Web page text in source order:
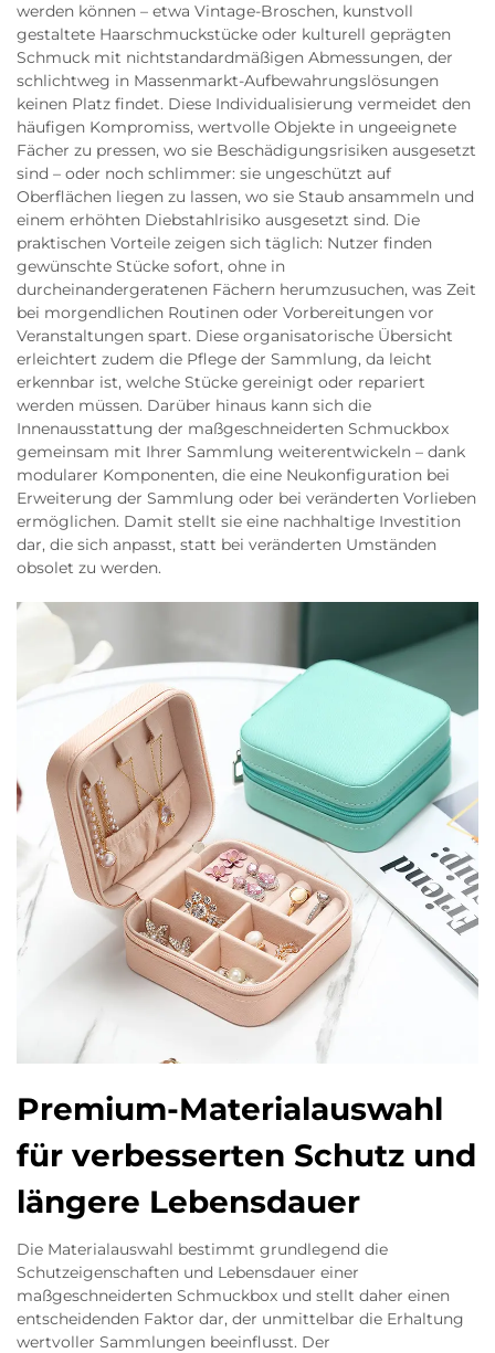
werden können – etwa Vintage-Broschen, kunstvoll
gestaltete Haarschmuckstücke oder kulturell geprägten
Schmuck mit nichtstandardmäßigen Abmessungen, der
schlichtweg in Massenmarkt-Aufbewahrungslösungen
keinen Platz findet. Diese Individualisierung vermeidet den
häufigen Kompromiss, wertvolle Objekte in ungeeignete
Fächer zu pressen, wo sie Beschädigungsrisiken ausgesetzt
sind – oder noch schlimmer: sie ungeschützt auf
Oberflächen liegen zu lassen, wo sie Staub ansammeln und
einem erhöhten Diebstahlrisiko ausgesetzt sind. Die
praktischen Vorteile zeigen sich täglich: Nutzer finden
gewünschte Stücke sofort, ohne in
durcheinandergeratenen Fächern herumzusuchen, was Zeit
bei morgendlichen Routinen oder Vorbereitungen vor
Veranstaltungen spart. Diese organisatorische Übersicht
erleichtert zudem die Pflege der Sammlung, da leicht
erkennbar ist, welche Stücke gereinigt oder repariert
werden müssen. Darüber hinaus kann sich die
Innenausstattung der maßgeschneiderten Schmuckbox
gemeinsam mit Ihrer Sammlung weiterentwickeln – dank
modularer Komponenten, die eine Neukonfiguration bei
Erweiterung der Sammlung oder bei veränderten Vorlieben
ermöglichen. Damit stellt sie eine nachhaltige Investition
dar, die sich anpasst, statt bei veränderten Umständen
obsolet zu werden.
Premium-Materialauswahl
für verbesserten Schutz und
längere Lebensdauer
Die Materialauswahl bestimmt grundlegend die
Schutzeigenschaften und Lebensdauer einer
maßgeschneiderten Schmuckbox und stellt daher einen
entscheidenden Faktor dar, der unmittelbar die Erhaltung
wertvoller Sammlungen beeinflusst. Der